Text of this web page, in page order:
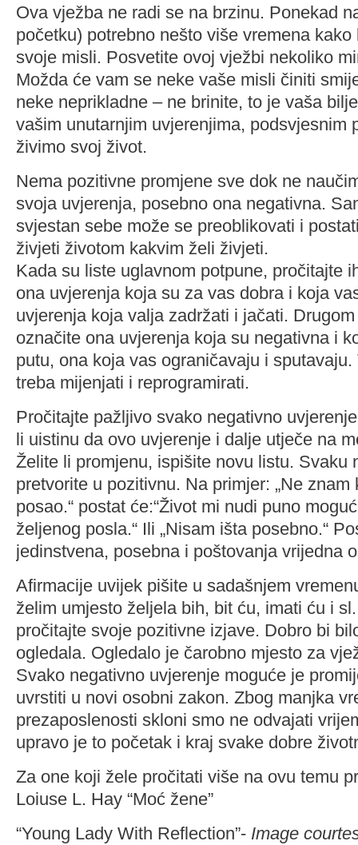
Ova vježba ne radi se na brzinu. Ponekad
početku) potrebno nešto više vremena
svoje misli. Posvetite ovoj vježbi nekoliko
Možda će vam se neke vaše misli činiti
neke neprikladne – ne brinite, to je vaša
vašim unutarnjim uvjerenjima, podsvjesnim
živimo svoj život.
Nema pozitivne promjene sve dok ne
svoja uvjerenja, posebno ona negativna.
svjestan sebe može se preoblikovati i
živjeti životom kakvim želi živjeti.
Kada su liste uglavnom potpune, pročitajte
ona uvjerenja koja su za vas dobra i koja
uvjerenja koja valja zadržati i jačati.
označite ona uvjerenja koja su negativna i
putu, ona koja vas ograničavaju i
treba mijenjati i reprogramirati.
Pročitajte pažljivo svako negativno
li uistinu da ovo uvjerenje i dalje utječe na
Želite li promjenu, ispišite novu listu. Svaku
pretvorite u pozitivnu. Na primjer: „Ne
posao.“ postat će:“Život mi nudi puno
željenog posla.“ Ili „Nisam išta posebno.“
jedinstvena, posebna i poštovanja vrijedna
Afirmacije uvijek pišite u sadašnjem
želim umjesto željela bih, bit ću, imati ću i
pročitajte svoje pozitivne izjave. Dobro bi
ogledala. Ogledalo je čarobno mjesto za
Svako negativno uvjerenje moguće je
uvrstiti u novi osobni zakon. Zbog manjka
prezaposlenosti skloni smo ne odvajati
upravo je to početak i kraj svake dobre
Za one koji žele pročitati više na ovu temu
Loiuse L. Hay “Moć žene”
“Young Lady With Reflection”- Image